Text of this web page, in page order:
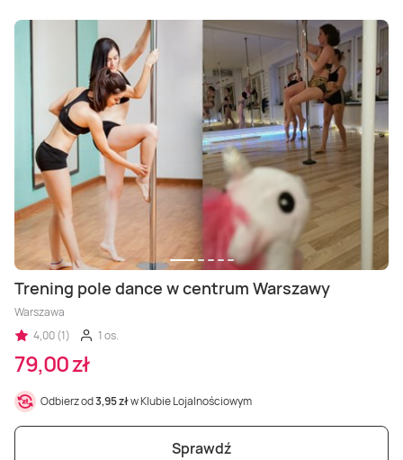
Trening pole dance w centrum Warszawy
Warszawa
4,00 (1)
1 os.
79,00 zł
Odbierz od3,95 złw Klubie Lojalnościowym
Sprawdź